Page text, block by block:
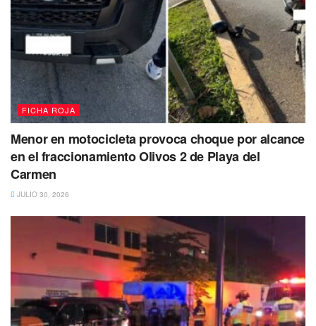
FICHA ROJA
Menor en motocicleta provoca choque por alcance
en el fraccionamiento Olivos 2 de Playa del
Carmen
JULIO 30, 2026